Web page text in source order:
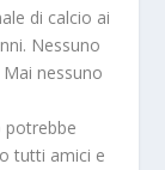
di calcio ai
Nessuno
nessuno
potrebbe
tutti amici e